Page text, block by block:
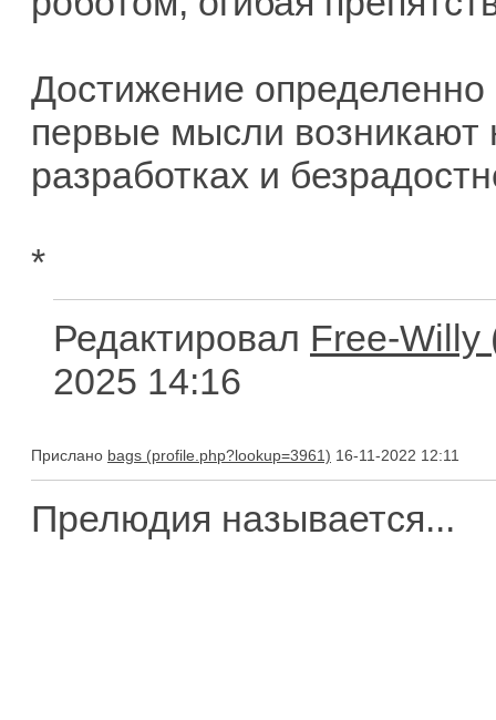
Достижение определенно
первые мысли возникают
разработках и
*
Редактировал Free-Willy
2025 14:16
Прислано bags 16-11-2022 12:11
Прелюдия называется...